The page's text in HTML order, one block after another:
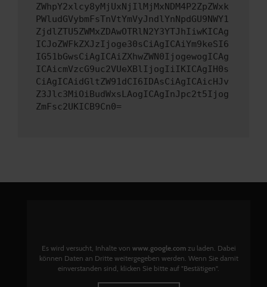
ZWhpY2xlcy8yMjUxNjIlMjMxNDM4P2ZpZWxk
PWludGVybmFsTnVtYmVyJndlYnNpdGU9NWY1
ZjdlZTU5ZWMxZDAwOTRlN2Y3YTJhIiwKICAg
ICJoZWFkZXJzIjoge30sCiAgICAiYm9keSI6
IG51bGwsCiAgICAiZXhwZWN0IjogewogICAg
ICAicmVzcG9uc2VUeXBlIjogIiIKICAgIH0s
CiAgICAidGltZW91dCI6IDAsCiAgICAicHJv
Z3Jlc3MiOiBudWxsLAogICAgInJpc2t5Ijog
ZmFsc2UKICB9Cn0=
Es wird versucht, Inhalte von www.google.comzu laden. Dabei
können Daten an Dritte weitergegeben werden. Wenn Sie damit
einverstanden sind, klicken Sie bitte auf "Bestätigen".